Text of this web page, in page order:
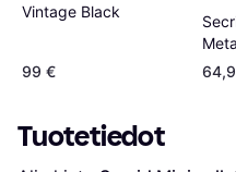
Vintage Black
99 €
Tuotetiedot